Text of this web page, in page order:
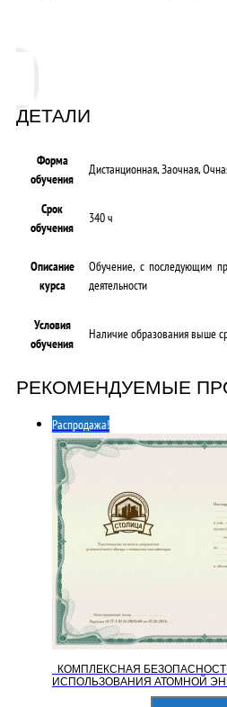
ДЕТАЛИ
Форма
обучения
Дистанционная, Заочная,
Срок
обучения
340 ч
Описание
курса
Обучение, с последующим
деятельности
Условия
обучения
Наличие образования выше
РЕКОМЕНДУЕМЫЕ
Распродажа!
КОМПЛЕКСНАЯ
ИСПОЛЬЗОВАНИЯ АТОМНОЙ